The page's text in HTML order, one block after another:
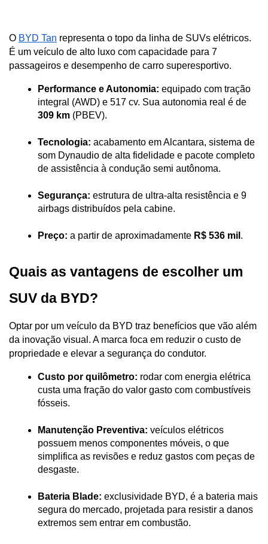
O BYD Tan representa o topo da linha de SUVs elétricos.
É um veículo de alto luxo com capacidade para 7
passageiros e desempenho de carro superesportivo.
Performance e Autonomia: equipado com tração
309 km (PBEV).
Tecnologia: acabamento em Alcantara, sistema de
som Dynaudio de alta fidelidade e pacote completo
de assistência à condução semi autônoma.
Segurança: estrutura de ultra-alta resistência e 9
airbags distribuídos pela cabine.
Preço: a partir de aproximadamente R$ 536 mil .
Quais as vantagens de escolher um
SUV da BYD?
Optar por um veículo da BYD traz benefícios que vão além
da inovação visual. A marca foca em reduzir o custo de
propriedade e elevar a segurança do condutor.
Custo por quilômetro: rodar com energia elétrica
custa uma fração do valor gasto com combustíveis
fósseis.
Manutenção Preventiva: veículos elétricos
possuem menos componentes móveis, o que
simplifica as revisões e reduz gastos com peças de
desgaste.
Bateria Blade: exclusividade BYD, é a bateria mais
segura do mercado, projetada para resistir a danos
extremos sem entrar em combustão.